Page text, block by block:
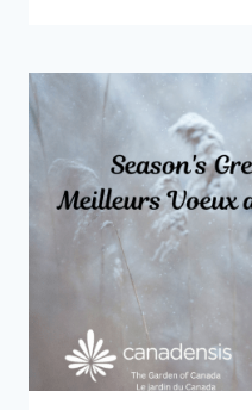
MEETING